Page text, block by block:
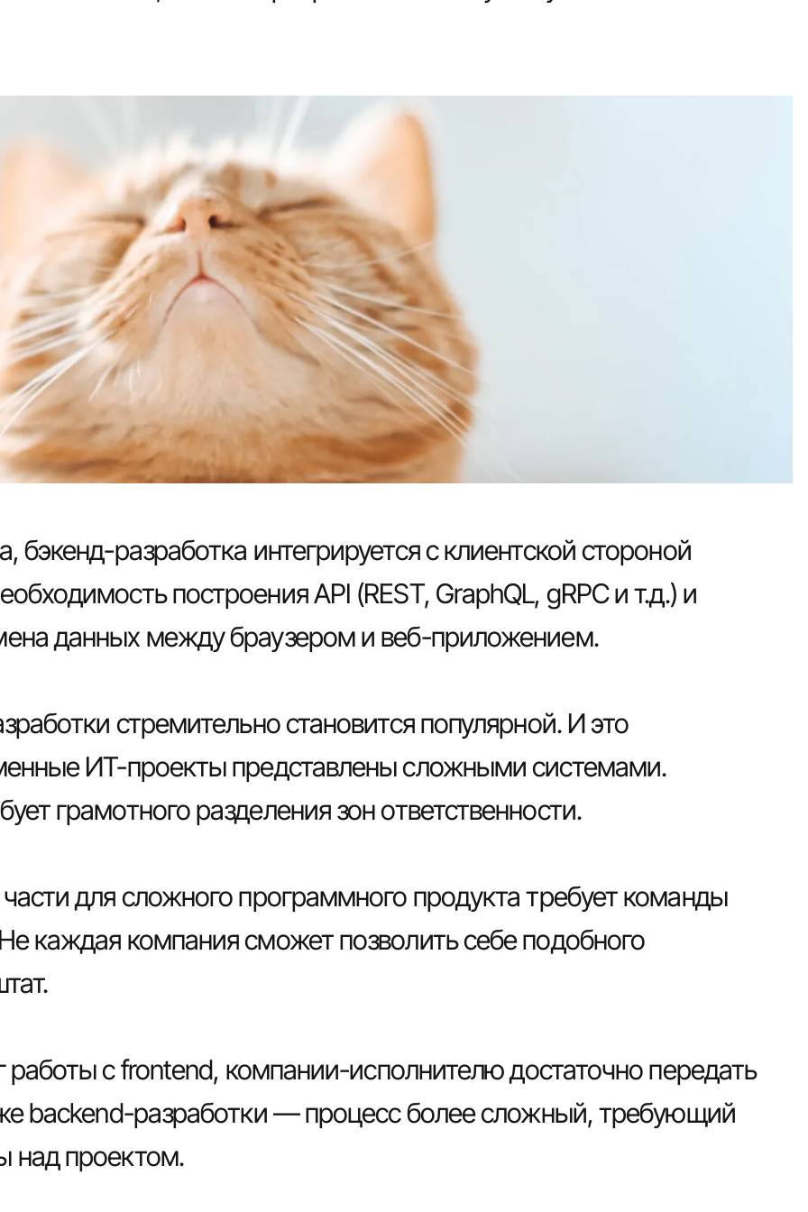
разработка интегрируется с клиентской стороной
построения API (REST, GraphQL, gRPC и т.д.) и
данных между браузером и веб-приложением.
стремительно становится популярной. И это
ИТ-проекты представлены сложными системами.
грамотного разделения зон ответственности.
для сложного программного продукта требует команды
каждая компания сможет позволить себе подобного
работы с frontend, компании-исполнителю достаточно передать
backend-разработки — процесс более сложный, требующий
над проектом.